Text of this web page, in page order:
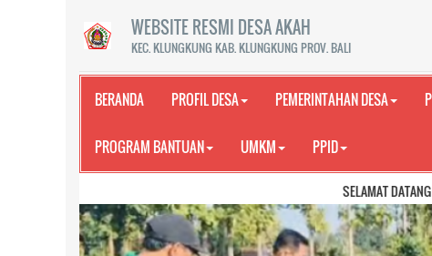
WEBSITE RESMI DESA AKAH
KEC. KLUNGKUNG KAB. KLUNGKUNG PROV. BALI
BERANDA PROFIL DESA PEMERINTAHAN DESA
PROGRAM BANTUAN UMKM PPID
SELAMAT DATANG DI WEBSITE